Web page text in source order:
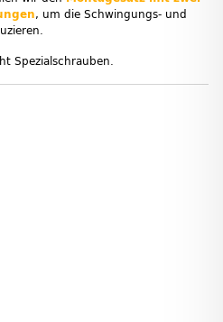
, um die Schwingungs- und
Spezialschrauben.